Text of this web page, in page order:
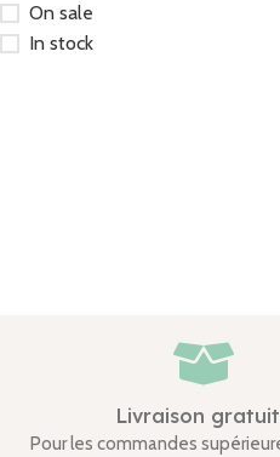
On sale
In stock
Livraison
Pour les commandes